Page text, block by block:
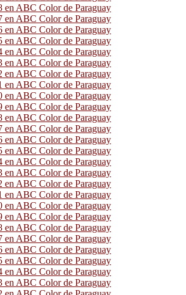
en ABC Color de Paraguay
en ABC Color de Paraguay
en ABC Color de Paraguay
en ABC Color de Paraguay
en ABC Color de Paraguay
en ABC Color de Paraguay
en ABC Color de Paraguay
en ABC Color de Paraguay
en ABC Color de Paraguay
en ABC Color de Paraguay
en ABC Color de Paraguay
en ABC Color de Paraguay
en ABC Color de Paraguay
en ABC Color de Paraguay
en ABC Color de Paraguay
en ABC Color de Paraguay
en ABC Color de Paraguay
en ABC Color de Paraguay
en ABC Color de Paraguay
en ABC Color de Paraguay
en ABC Color de Paraguay
en ABC Color de Paraguay
en ABC Color de Paraguay
en ABC Color de Paraguay
en ABC Color de Paraguay
en ABC Color de Paraguay